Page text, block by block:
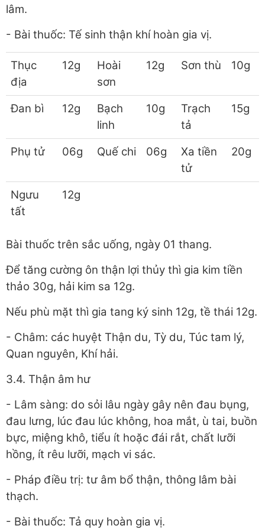
lâm.
- Bài thuốc: Tế sinh thận khí hoàn gia vị.
Thục
địa
12g
Hoài
sơn
12g Sơn thù 10g
Đan bì 12g
Bạch
linh
10g
Trạch
tả
15g
Phụ tử 06g Quế chi 06g
Xa tiền
tử
20g
Ngưu
tất
12g
Bài thuốc trên sắc uống, ngày 01 thang.
Để tăng cường ôn thận lợi thủy thì gia kim tiền
thảo 30g, hải kim sa 12g.
Nếu phù mặt thì gia tang ký sinh 12g, tề thái 12g.
- Châm: các huyệt Thận du, Tỳ du, Túc tam lý,
Quan nguyên, Khí hải.
3.4. Thận âm hư
- Lâm sàng: do sỏi lâu ngày gây nên đau bụng,
đau lưng, lúc đau lúc không, hoa mắt, ù tai, buồn
bực, miệng khô, tiểu ít hoặc đái rắt, chất lưỡi
hồng, ít rêu lưỡi, mạch vi sác.
- Pháp điều trị: tư âm bổ thận, thông lâm bài
thạch.
- Bài thuốc: Tả quy hoàn gia vị.